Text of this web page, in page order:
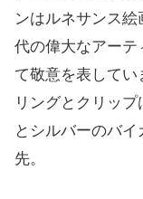
ンはルネサンス
代の偉大なアーテ
て敬意を表してい
リングとクリッ
とシルバーのバ
先。